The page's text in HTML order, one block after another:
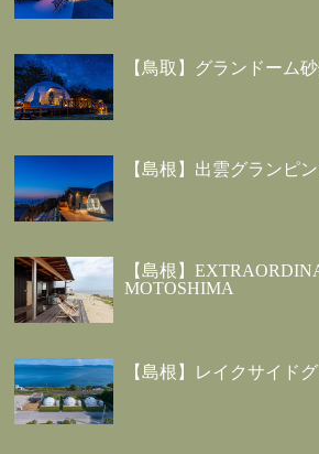
【鳥取】グランドーム
【島根】出雲グランピ
【島根】
MOTOSHIMA
【島根】レイクサイド